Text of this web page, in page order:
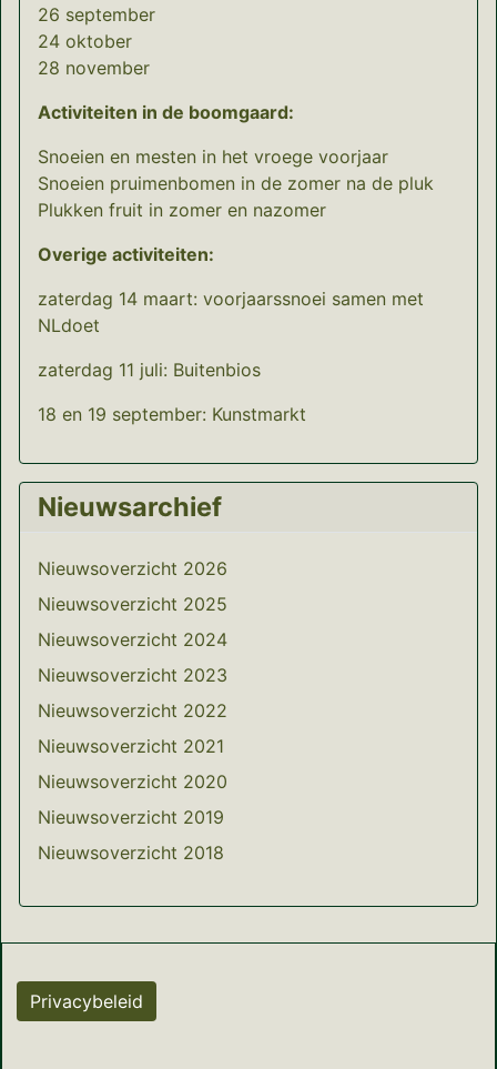
26 september
24 oktober
28 november
Activiteiten in de boomgaard:
Snoeien en mesten in het vroege voorjaar
Snoeien pruimenbomen in de zomer na de pluk
Plukken fruit in zomer en nazomer
Overige activiteiten:
zaterdag 14 maart: voorjaarssnoei samen met
NLdoet
zaterdag 11 juli: Buitenbios
18 en 19 september: Kunstmarkt
Nieuwsarchief
Nieuwsoverzicht 2026
Nieuwsoverzicht 2025
Nieuwsoverzicht 2024
Nieuwsoverzicht 2023
Nieuwsoverzicht 2022
Nieuwsoverzicht 2021
Nieuwsoverzicht 2020
Nieuwsoverzicht 2019
Nieuwsoverzicht 2018
Privacybeleid